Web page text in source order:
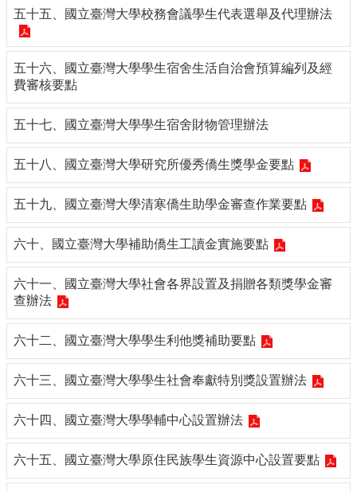
五十五、國立臺灣大學校務會議學生代表選舉及代理辦法
五十六、國立臺灣大學學生宿舍生活自治會預算編列及經
費審核要點
五十七、國立臺灣大學學生宿舍財物管理辦法
五十八、國立臺灣大學研究所優秀僑生獎學金要點
五十九、國立臺灣大學清寒僑生助學金審查作業要點
六十、國立臺灣大學補助僑生工讀金實施要點
六十一、國立臺灣大學社會各界設置及捐贈各類獎學金審
查辦法
六十二、國立臺灣大學學生利他獎補助要點
六十三、國立臺灣大學學生社會奉獻特別獎設置辦法
六十四、國立臺灣大學學輔中心設置辦法
六十五、國立臺灣大學原住民族學生資源中心設置要點